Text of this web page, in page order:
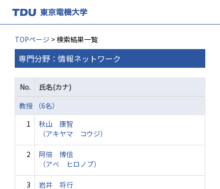
TOPページ > 検索結果一覧
専門分野：情報ネットワーク
No.
氏名(カナ)
教授 （6名）
1
秋山 康智
（アキヤマ コウジ）
2
阿倍 博信
（アベ ヒロノブ）
3
岩井 将行